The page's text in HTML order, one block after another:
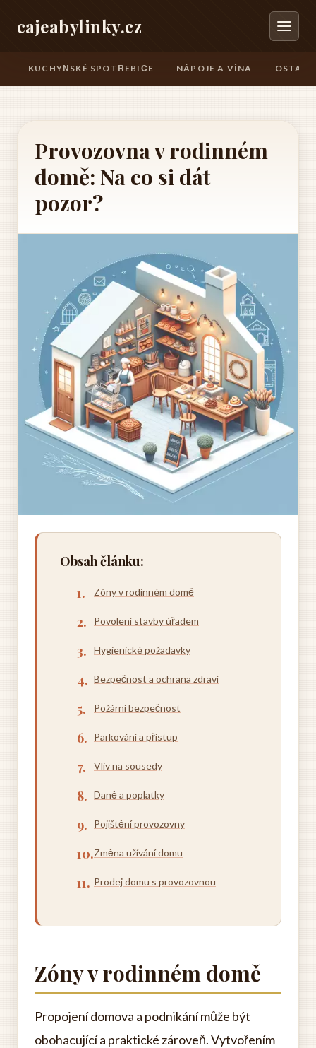
cajeabylinky.cz
KUCHYŇSKÉ SPOTŘEBIČE NÁPOJE A VÍNA
Provozovna v rodinném
domě: Na co si dát
pozor?
Obsah článku:
Zóny v rodinném domě
Povolení stavby úřadem
Hygienické požadavky
Bezpečnost a ochrana zdraví
Požární bezpečnost
Parkování a přístup
Vliv na sousedy
Daně a poplatky
Pojištění provozovny
Změna užívání domu
Prodej domu s provozovnou
Zóny v rodinném domě
Propojení domova a podnikání může být
obohacující a praktické zároveň. Vytvořením